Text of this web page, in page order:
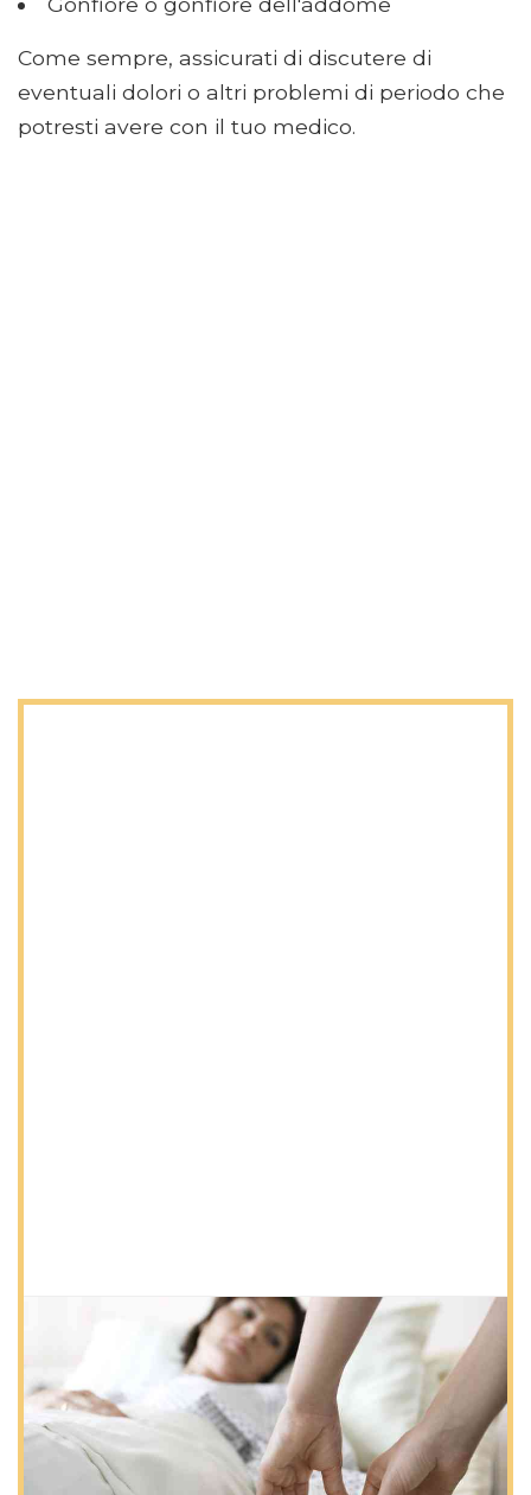
Come sempre, assicurati di discutere di
eventuali dolori o altri problemi di periodo che
potresti avere con il tuo medico.